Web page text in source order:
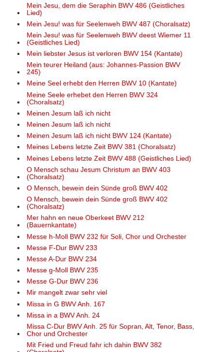
Mein Jesu, dem die Seraphin BWV 486 (Geistliches
Lied)
Mein Jesu! was für Seelenweh BWV 487 (Choralsatz)
Mein Jesu! was für Seelenweh BWV deest Wiemer 11
(Geistliches Lied)
Mein liebster Jesus ist verloren BWV 154 (Kantate)
Mein teurer Heiland (aus: Johannes-Passion BWV
245)
Meine Seel erhebt den Herren BWV 10 (Kantate)
Meine Seele erhebet den Herren BWV 324
(Choralsatz)
Meinen Jesum laß ich nicht
Meinen Jesum laß ich nicht
Meinen Jesum laß ich nicht BWV 124 (Kantate)
Meines Lebens letzte Zeit BWV 381 (Choralsatz)
Meines Lebens letzte Zeit BWV 488 (Geistliches Lied)
O Mensch schau Jesum Christum an BWV 403
(Choralsatz)
O Mensch, bewein dein Sünde groß BWV 402
O Mensch, bewein dein Sünde groß BWV 402
(Choralsatz)
Mer hahn en neue Oberkeet BWV 212
(Bauernkantate)
Messe h-Moll BWV 232 für Soli, Chor und Orchester
Messe F-Dur BWV 233
Messe A-Dur BWV 234
Messe g-Moll BWV 235
Messe G-Dur BWV 236
Mir mangelt zwar sehr viel
Missa in G BWV Anh. 167
Missa in a BWV Anh. 24
Missa C-Dur BWV Anh. 25 für Sopran, Alt, Tenor, Bass,
Chor und Orchester
Mit Fried und Freud fahr ich dahin BWV 382